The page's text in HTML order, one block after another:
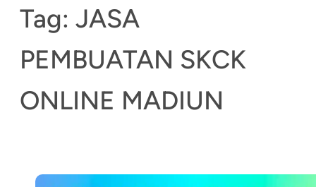
Tag: JASA
PEMBUATAN SKCK
ONLINE MADIUN